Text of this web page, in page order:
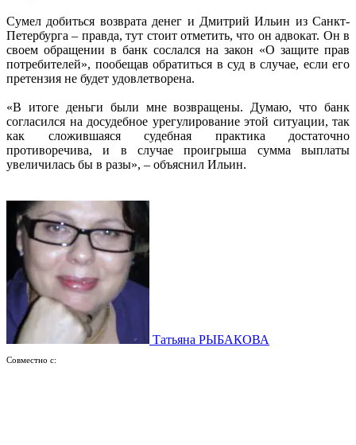
Сумел добиться возврата денег и Дмитрий Ильин из Санкт-
Петербурга – правда, тут стоит отметить, что он адвокат. Он в
своем обращении в банк сослался на закон «О защите прав
потребителей», пообещав обратиться в суд в случае, если его
претензия не будет удовлетворена.
«В итоге деньги были мне возвращены. Думаю, что банк
согласился на досудебное урегулирование этой ситуации, так
как сложившаяся судебная практика достаточно
противоречива, и в случае проигрыша сумма выплаты
увеличилась бы в разы», – объяснил Ильин.
Татьяна РЫБАКОВА
Совместно с: